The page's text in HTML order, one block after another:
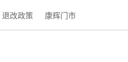
退改政策 康辉门市